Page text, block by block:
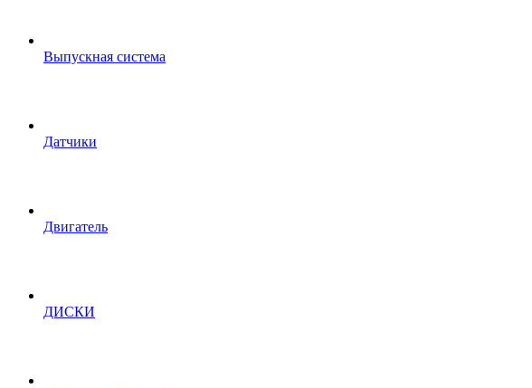
Выпускная система
Датчики
Двигатель
ДИСКИ